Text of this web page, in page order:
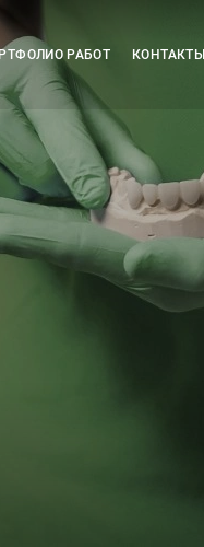
РАБОТ КОНТАКТЫ